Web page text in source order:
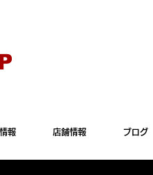
報 店舗情報 ブログ